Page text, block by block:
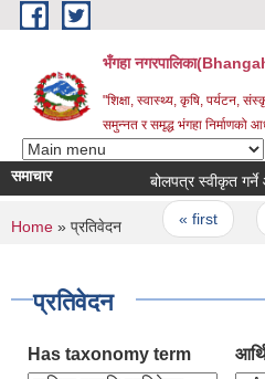
Skip to main content
भँगहा
"शिक्षा, स्वास्थ्य, कृषि, पर्यटन,
समुन्नत र समृद्ध भंगहा निर्माणको
समाचार बोलपत्र स्वीकृत गर्ने
Pages
« first
You are here
Home » प्रतिवेदन
प्रतिवेदन
Has taxonomy term